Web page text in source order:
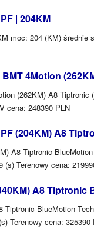
| 204KM
moc: 204 (KM)
4Motion
(262KM) A8
cena: 248390 PLN
(204KM) A8
A8 Tiptronic
Terenowy cena:
A8 Tiptronic
Tiptronic BlueMotion
Terenowy cena: 325390